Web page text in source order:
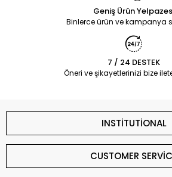
Geniş Ürün
Binlerce ürün ve kampanya
7 / 24 DESTEK
Öneri ve şikayetlerinizi bize
INSTİTUTİONAL
CUSTOMER